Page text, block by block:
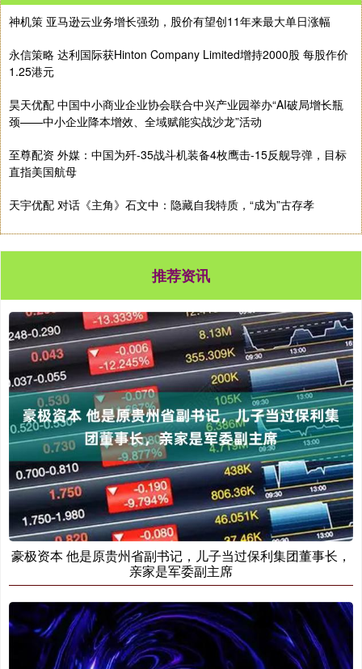
神机策 亚马逊云业务增长强劲，股价有望创11年来最大单日涨幅
永信策略 达利国际获Hinton Company Limited增持2000股 每股作价
1.25港元
昊天优配 中国中小商业企业协会联合中兴产业园举办“AI破局增长瓶
颈——中小企业降本增效、全域赋能实战沙龙”活动
至尊配资 外媒：中国为歼-35战斗机装备4枚鹰击-15反舰导弹，目标
直指美国航母
天宇优配 对话《主角》石文中：隐藏自我特质，“成为”古存孝
推荐资讯
豪极资本 他是原贵州省副书记，儿子当过保利集团董事长，
亲家是军委副主席